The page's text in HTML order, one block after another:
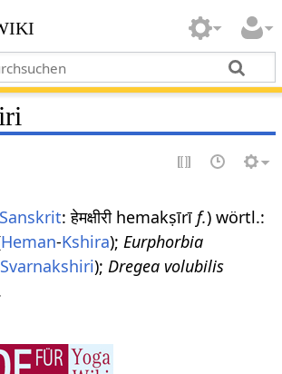
Sanskrit: हेमक्षीरी hemakṣīrīf.) wörtl.:
Heman-Kshira);Eurphorbia
Svarnakshiri);Dregea volubilis